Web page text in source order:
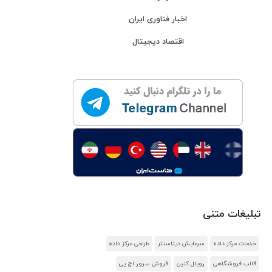
اخبار فناوری ایران
اقتصاد دیجیتال
تبلیغات متنی
خدمات مرکز داده سرمایش دیتاسنتر طراحی مرکز داده
قالب فروشگاهی رویال کنین فروش سرور اچ پی